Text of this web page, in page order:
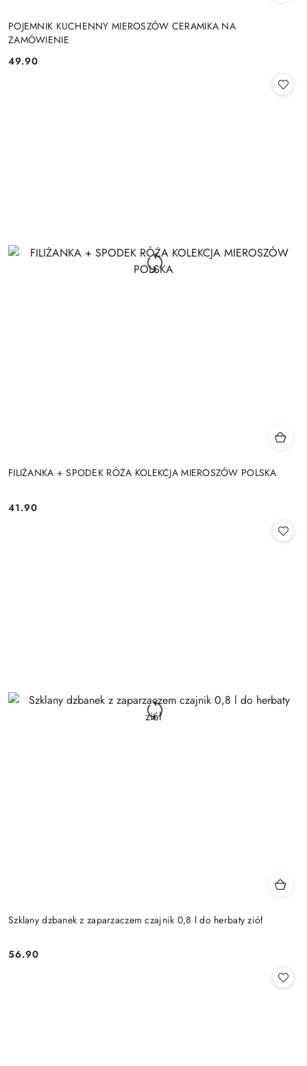
POJEMNIK KUCHENNY MIEROSZÓW CERAMIKA NA
ZAMÓWIENIE
Cena:
49.90
FILIŻANKA + SPODEK RÓŻA KOLEKCJA MIEROSZÓW POLSKA
Cena:
41.90
Szklany dzbanek z zaparzaczem czajnik 0,8 l do herbaty ziół
Cena:
56.90